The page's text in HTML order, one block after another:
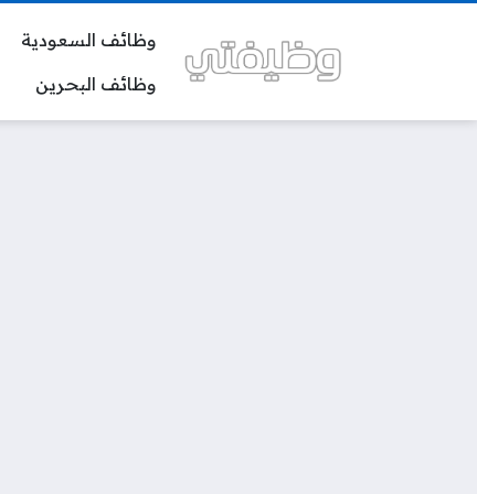
وظائف السعودية
وظائف البحرين